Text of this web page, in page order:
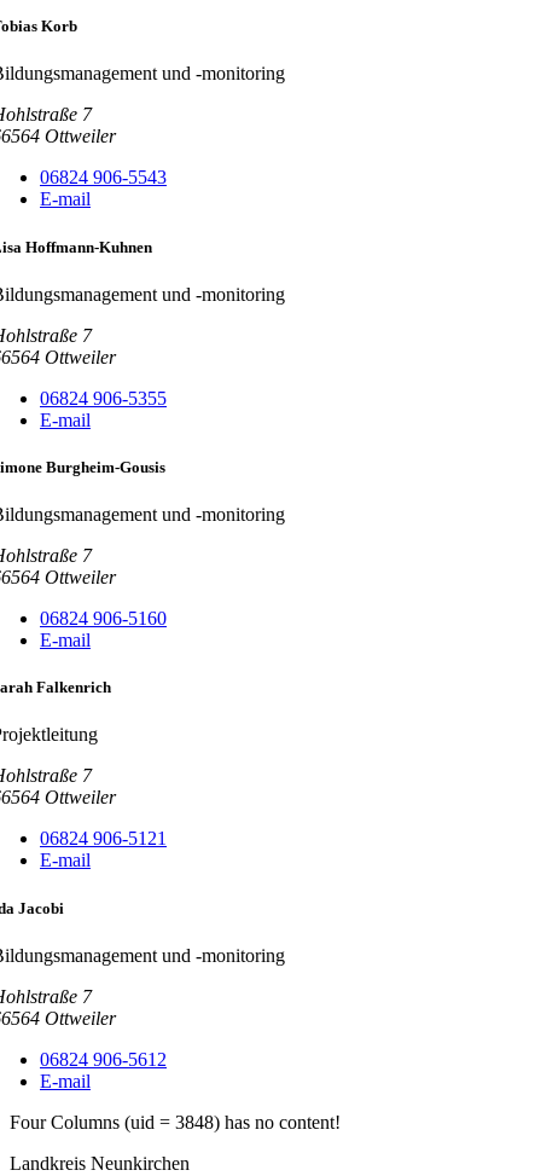
Korb
und -monitoring
7
Ottweiler
06824 906-5543
E-mail
Hoffmann-Kuhnen
und -monitoring
7
Ottweiler
06824 906-5355
E-mail
Burgheim-Gousis
und -monitoring
7
Ottweiler
06824 906-5160
E-mail
Falkenrich
7
Ottweiler
06824 906-5121
E-mail
Jacobi
und -monitoring
7
Ottweiler
06824 906-5612
E-mail
Four Columns (uid = 3848) has no content!
Landkreis Neunkirchen